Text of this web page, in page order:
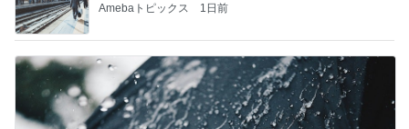
Amebaトピックス 1日前